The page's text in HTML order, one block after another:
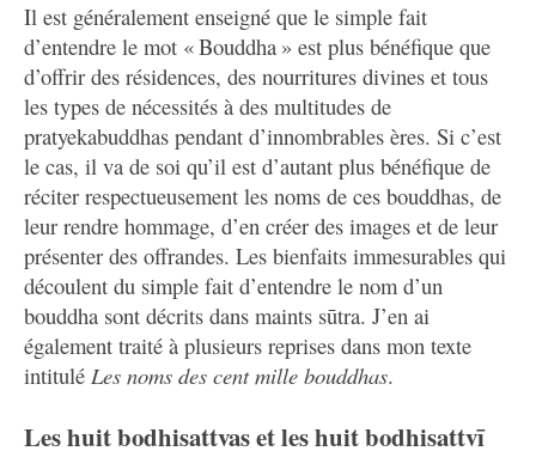
pistes, on ne sait trop quand et dans quelles
circonstances ce commentaire fut composé.
Version 1.1 : 20251117
Dans son dernier testament, Mipham Rinpoché a
écrit que cela faisait dix-sept ans qu’il était atteint
d’une grave affection des canaux énergétiques
internes. Voir Dudjom Rinpoche,The Nyingma
School of Tibetan Buddhism , p. 878.↩
Il est généralement enseigné que le simple fait
d’entendre le mot « Bouddha » est plus bénéfique que
d’offrir des résidences, des nourritures divines et tous
les types de nécessités à des multitudes de
pratyekabuddhas pendant d’innombrables ères. Si c’est
le cas, il va de soi qu’il est d’autant plus bénéfique de
réciter respectueusement les noms de ces bouddhas, de
leur rendre hommage, d’en créer des images et de leur
présenter des offrandes. Les bienfaits immesurables qui
découlent du simple fait d’entendre le nom d’un
bouddha sont décrits dans maints sūtra. J’en ai
également traité à plusieurs reprises dans mon texte
intitulé Les noms des cent mille bouddhas.
Les huit bodhisattvas et les huit bodhisattvī